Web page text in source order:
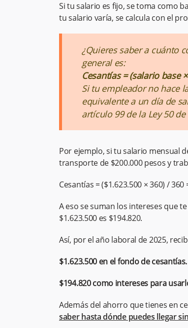
Si tu salario es fijo, se toma como
tu salario varía, se calcula con el
¿Quieres saber a cuánto
general es:
Cesantías = (salario base
Si tu empleador no hace
equivalente a un día de
artículo 99 de la Ley 50 de
Por ejemplo, si tu salario mensual
transporte de $200.000 pesos y
Cesantías = ($1.623.500 × 360) / 360
A eso se suman los intereses que
$1.623.500 es $194.820.
Así, por el año laboral de 2025,
$1.623.500 en el fondo de cesantías.
$194.820 como intereses para
Además del ahorro que tienes en
saber hasta dónde puedes llegar